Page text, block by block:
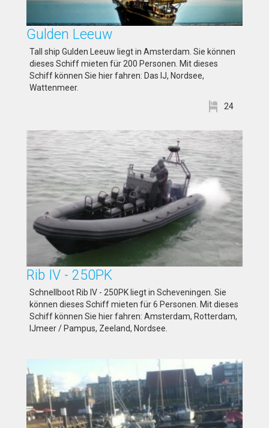
Gulden Leeuw
Tall ship Gulden Leeuw liegt in Amsterdam. Sie können
dieses Schiff mieten für 200 Personen. Mit dieses
Schiff können Sie hier fahren: Das IJ, Nordsee,
Wattenmeer.
24
Rib IV - 250PK
Schnellboot Rib IV - 250PK liegt in Scheveningen. Sie
können dieses Schiff mieten für 6 Personen. Mit dieses
Schiff können Sie hier fahren: Amsterdam, Rotterdam,
IJmeer / Pampus, Zeeland, Nordsee.